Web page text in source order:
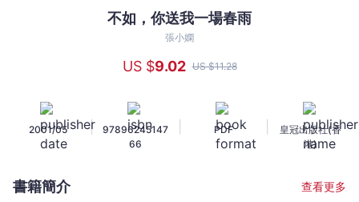
-
不如，你送我一場春雨
張小嫻
US $9.02 US $11.28
2001/05 |
97896245147
66
PDF
皇冠出版社(香
港)
書籍簡介 查看更多